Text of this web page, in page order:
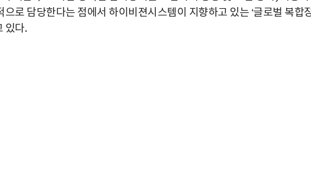
로 담당한다는 점에서 하이비젼시스템이 지향하고 있는 ‘글로벌 복합
있다.